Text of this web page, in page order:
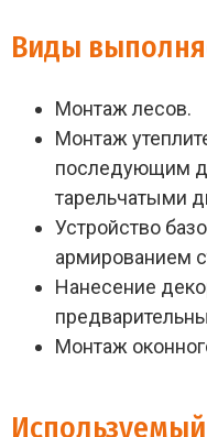
Виды
Монтаж лесов.
Монтаж
последующим
тарельчатыми
Устройство
армированием
Нанесение
Монтаж